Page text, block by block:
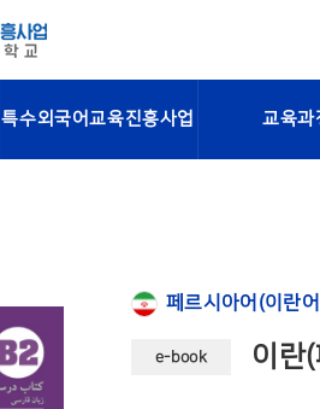
특수외국어교육진흥사업 교육과
페르시아어(이란
e-book 이란